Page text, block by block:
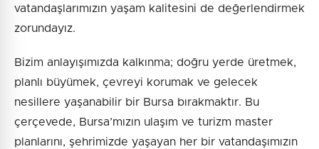
vatandaşlarımızın yaşam kalitesini de değerlendirmek
zorundayız.
Bizim anlayışımızda kalkınma; doğru yerde üretmek,
planlı büyümek, çevreyi korumak ve gelecek
nesillere yaşanabilir bir Bursa bırakmaktır. Bu
çerçevede, Bursa’mızın ulaşım ve turizm master
planlarını, şehrimizde yaşayan her bir vatandaşımızın